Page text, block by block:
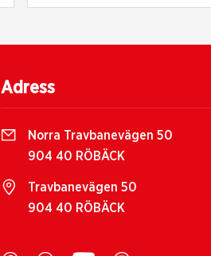
Adress
Norra Travbanevägen 50
904 40 RÖBÄCK
Travbanevägen 50
904 40 RÖBÄCK